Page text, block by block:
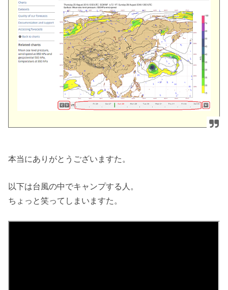
本当にありがとうございますた。
以下は台風の中でキャンプする人。
ちょっと笑ってしまいますた。